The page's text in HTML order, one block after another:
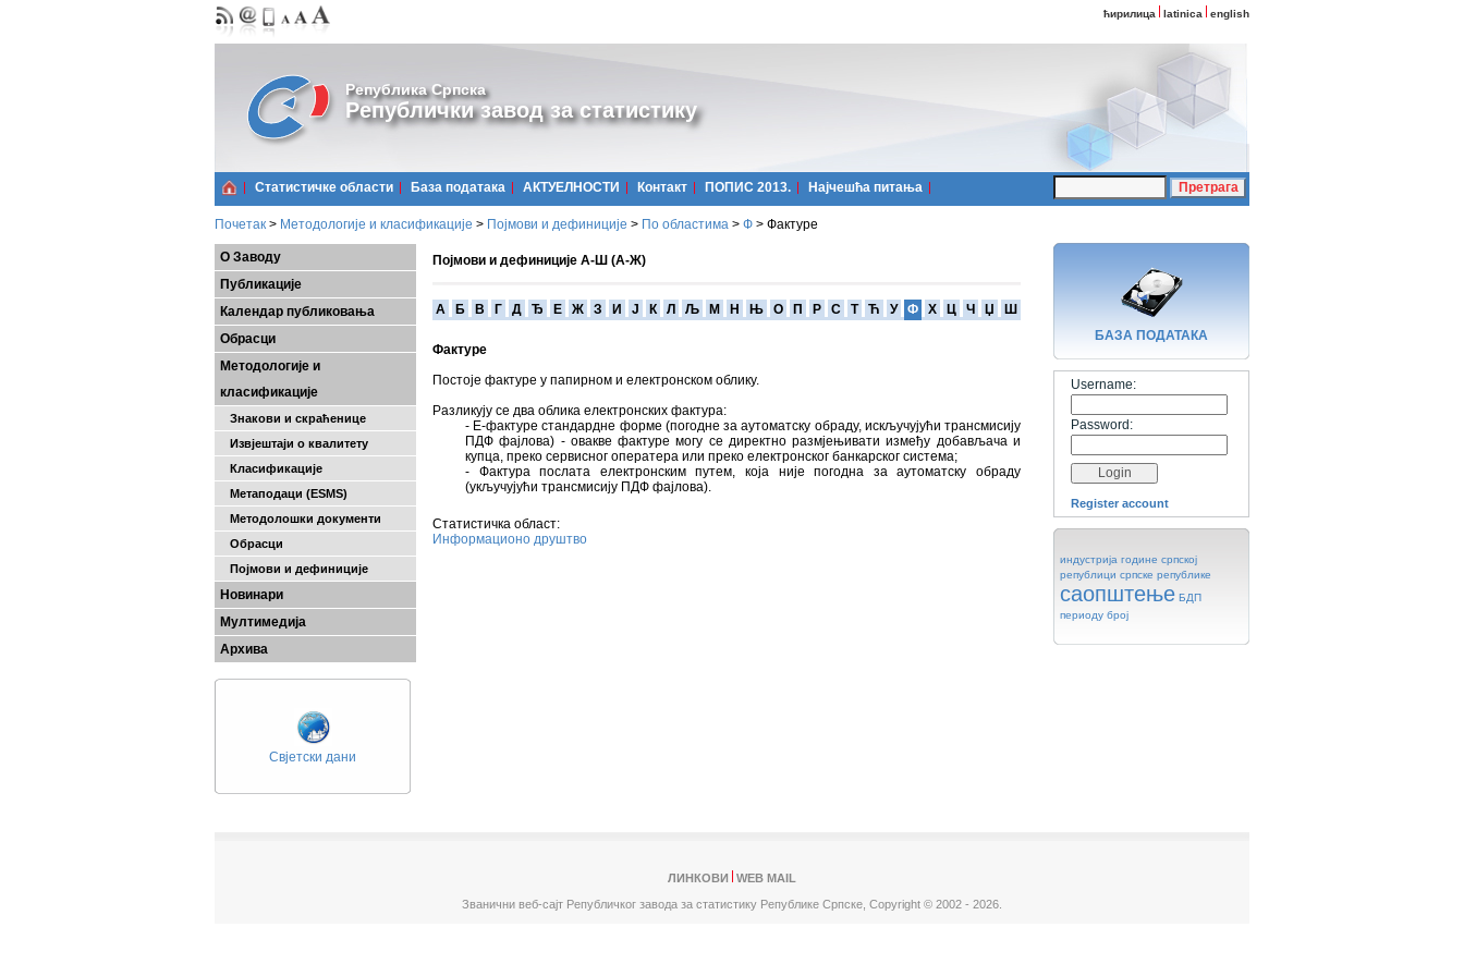
ћирилица latinica english
Република Српска
Републички завод за статистику
Статистичке области Базa података АКТУЕЛНОСТИ Контакт ПОПИС 2013. Најчешћa питања
Почетак > Методологије и класификације > Појмови и дефиниције > По областима > Ф > Фактуре
О Заводу
Публикације
Календар публиковања
Обрасци
Методологије и
класификације
Знакови и скраћенице
Извјештаји о квалитету
Класификације
Метаподаци (ESMS)
Методолошки документи
Обрасци
Појмови и дефиниције
Новинари
Мултимедија
Архива
Свјетски дани
Појмови и дефиниције А-Ш (А-Ж)
A Б В Г Д Ђ Е Ж З И Ј К Л Љ М Н Њ О П Р С Т Ћ У Ф Х Ц Ч Џ Ш
Фактуре
Постоје фактуре у папирном и електронском облику.
Разликују се два облика електронских фактура:
- Е-фактуре стандардне форме (погодне за аутоматску обраду, искључујући трансмисију
ПДФ фајлова) - овакве фактуре могу се директно размјењивати између добављача и
купца, преко сервисног оператера или преко електронског банкарског система;
- Фактура послата електронским путем, која није погодна за аутоматску обраду
(укључујући трансмисију ПДФ фајлова).
Статистичка област:
Информационо друштво
БАЗA ПОДАТАКА
Username:
Password:
Register account
индустрија године српској
републици српске републике
саопштење БДП
периоду број
ЛИНКОВИ
WEB MAIL
Званични веб-сајт Републичког завода за статистику Републике Српске, Copyright © 2002 - 2026.